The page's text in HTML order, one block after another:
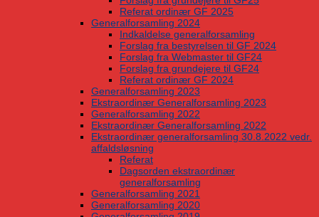
Referat ordinær GF 2025
Generalforsamling 2024
Indkaldelse generalforsamling
Forslag fra bestyrelsen til GF 2024
Forslag fra Webmaster til GF24
Forslag fra grundejere til GF24
Referat ordinær GF 2024
Generalforsamling 2023
Ekstraordinær Generalforsamling 2023
Generalforsamling 2022
Ekstraordinær Generalforsamling 2022
Ekstraordinær generalforsamling 30.8.2022 vedr.
affaldsløsning
Referat
Dagsorden ekstraordinær
generalforsamling
Generalforsamling 2021
Generalforsamling 2020